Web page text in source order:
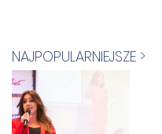
NAJPOPULARNIEJSZE >